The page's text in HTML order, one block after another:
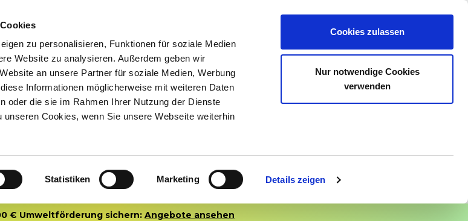
zu personalisieren, Funktionen für soziale Medien
Website zu analysieren. Außerdem geben wir
an unsere Partner für soziale Medien, Werbung
Informationen möglicherweise mit weiteren Daten
oder die sie im Rahmen Ihrer Nutzung der Dienste
Cookies, wenn Sie unsere Webseite weiterhin
Statistiken Marketing Details zeigen
Cookies zulassen
Nur notwendige Cookies
verwenden
€ Umweltförderung sichern: Angebote ansehen